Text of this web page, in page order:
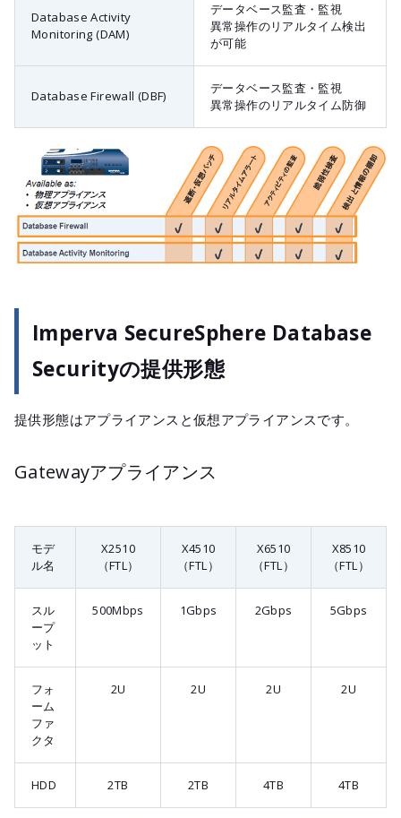
Database Activity
Monitoring (DAM)
データベース監査・監視
異常操作のリアルタイム検出
が可能
Database Firewall (DBF)
データベース監査・監視
異常操作のリアルタイム防御
Imperva SecureSphere Database
Securityの提供形態
提供形態はアプライアンスと仮想アプライアンスです。
Gatewayアプライアンス
モデ
ル名
X2510
（FTL）
X4510
（FTL）
X6510
（FTL）
X8510
（FTL）
スル
ープ
ット
500Mbps 1Gbps 2Gbps 5Gbps
フォ
ーム
ファ
クタ
2U 2U 2U 2U
HDD 2TB 2TB 4TB 4TB